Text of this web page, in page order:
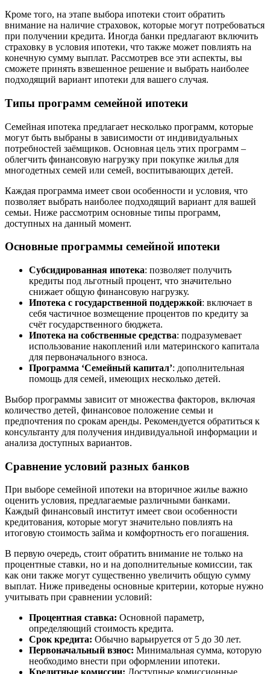
Кроме того, на этапе выбора ипотеки стоит обратить
внимание на наличие страховок, которые могут потребоваться
при получении кредита. Иногда банки предлагают включить
страховку в условия ипотеки, что также может повлиять на
конечную сумму выплат. Рассмотрев все эти аспекты, вы
сможете принять взвешенное решение и выбрать наиболее
подходящий вариант ипотеки для вашего случая.
Типы программ семейной ипотеки
Семейная ипотека предлагает несколько программ, которые
могут быть выбраны в зависимости от индивидуальных
потребностей заёмщиков. Основная цель этих программ –
облегчить финансовую нагрузку при покупке жилья для
многодетных семей или семей, воспитывающих детей.
Каждая программа имеет свои особенности и условия, что
позволяет выбрать наиболее подходящий вариант для вашей
семьи. Ниже рассмотрим основные типы программ,
доступных на данный момент.
Основные программы семейной ипотеки
Субсидированная ипотека: позволяет получить
кредиты под льготный процент, что значительно
снижает общую финансовую нагрузку.
Ипотека с государственной поддержкой: включает в
себя частичное возмещение процентов по кредиту за
счёт государственного бюджета.
Ипотека на собственные средства: подразумевает
использование накоплений или материнского капитала
для первоначального взноса.
Программа ‘Семейный капитал’: дополнительная
помощь для семей, имеющих несколько детей.
Выбор программы зависит от множества факторов, включая
количество детей, финансовое положение семьи и
предпочтения по срокам аренды. Рекомендуется обратиться к
консультанту для получения индивидуальной информации и
анализа доступных вариантов.
Сравнение условий разных банков
При выборе семейной ипотеки на вторичное жилье важно
оценить условия, предлагаемые различными банками.
Каждый финансовый институт имеет свои особенности
кредитования, которые могут значительно повлиять на
итоговую стоимость займа и комфортность его погашения.
В первую очередь, стоит обратить внимание не только на
процентные ставки, но и на дополнительные комиссии, так
как они также могут существенно увеличить общую сумму
выплат. Ниже приведены основные критерии, которые нужно
учитывать при сравнении условий:
Процентная ставка: Основной параметр,
определяющий стоимость кредита.
Срок кредита: Обычно варьируется от 5 до 30 лет.
Первоначальный взнос: Минимальная сумма, которую
необходимо внести при оформлении ипотеки.